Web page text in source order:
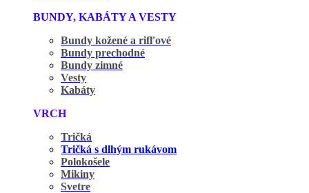
BUNDY, KABÁTY A VESTY
Bundy kožené a rifľové
Bundy prechodné
Bundy zimné
Vesty
Kabáty
VRCH
Tričká
Tričká s dlhým rukávom
Polokošele
Mikiny
Svetre